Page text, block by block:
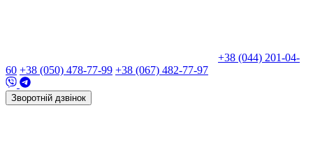
+38 (044) 201-04-
60 +38 (050) 478-77-99 +38 (067) 482-77-97
Зворотній дзвінок